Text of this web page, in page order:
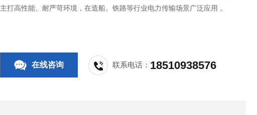
主打高性能、耐严苛环境，在造船、铁路等行业电力传输场景广泛应用 。
在线咨询 联系电话： 18510938576